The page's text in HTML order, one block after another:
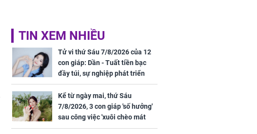
TIN XEM NHIỀU
Tử vi thứ Sáu 7/8/2026 của 12
con giáp: Dần - Tuất tiền bạc
đầy túi, sự nghiệp phát triển
hưng thịnh, Mão - Thân tài lộc
ảm đạm, mọi sự khó thành công
mỹ mãn
Kể từ ngày mai, thứ Sáu
7/8/2026, 3 con giáp 'số hưởng'
sau công việc 'xuôi chèo mát
mái', tiền tài 'thu về như nước',